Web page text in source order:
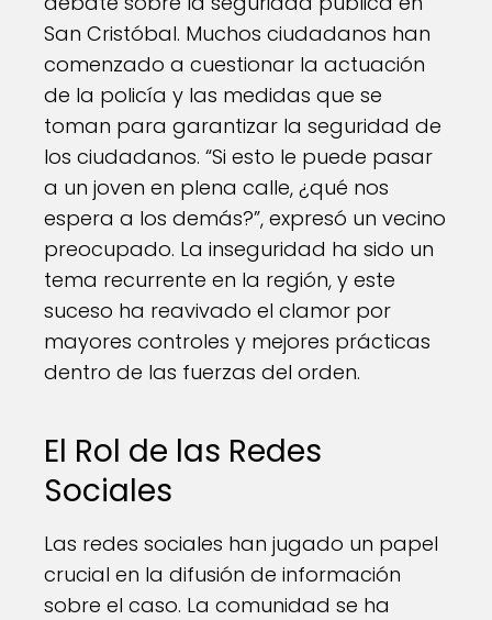
San Cristóbal. Muchos ciudadanos han
comenzado a cuestionar la actuación
de la policía y las medidas que se
toman para garantizar la seguridad de
los ciudadanos. “Si esto le puede pasar
a un joven en plena calle, ¿qué nos
espera a los demás?”, expresó un vecino
preocupado. La inseguridad ha sido un
tema recurrente en la región, y este
suceso ha reavivado el clamor por
mayores controles y mejores prácticas
dentro de las fuerzas del orden.
El Rol de las Redes
Sociales
Las redes sociales han jugado un papel
crucial en la difusión de información
sobre el caso. La comunidad se ha